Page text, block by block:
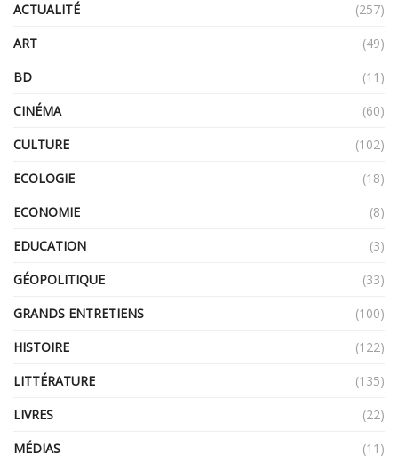
ACTUALITÉ
(257)
ART
(49)
BD
(11)
CINÉMA
(60)
CULTURE
(102)
ECOLOGIE
(18)
ECONOMIE
(8)
EDUCATION
(3)
GÉOPOLITIQUE
(33)
GRANDS ENTRETIENS
(100)
HISTOIRE
(122)
LITTÉRATURE
(135)
LIVRES
(22)
MÉDIAS
(11)